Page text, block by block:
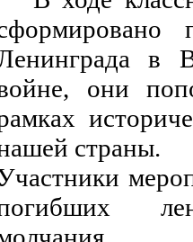
в
они
страны.